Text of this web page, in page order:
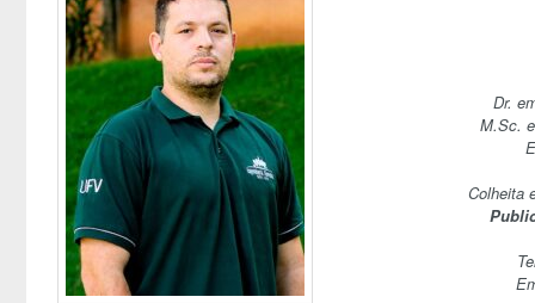
Dr.
M.Sc.
Colheita